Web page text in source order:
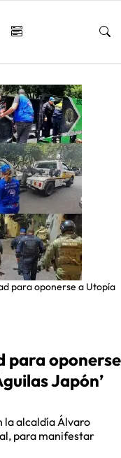
para oponerse a Utopía
para oponerse
Japón’
la alcaldía Álvaro
para manifestar